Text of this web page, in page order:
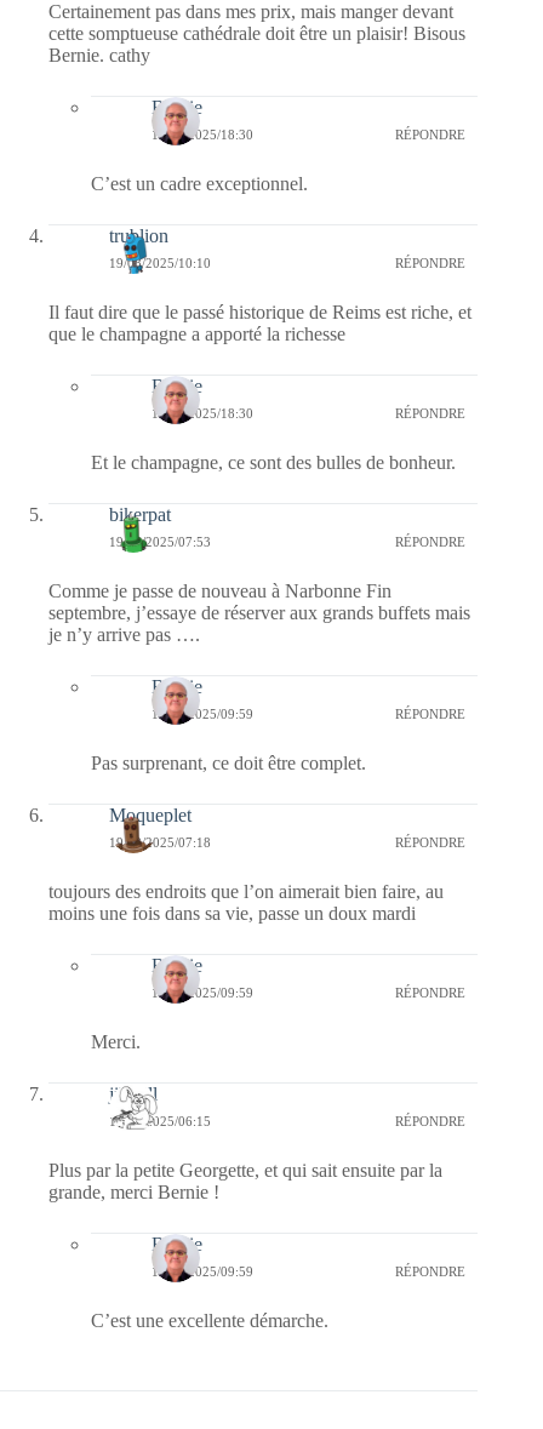
Certainement pas dans mes prix, mais manger devant
cette somptueuse cathédrale doit être un plaisir! Bisous
Bernie. cathy
Bernie
19/08/2025/18:30 RÉPONDRE
C’est un cadre exceptionnel.
trublion
19/08/2025/10:10 RÉPONDRE
Il faut dire que le passé historique de Reims est riche, et
que le champagne a apporté la richesse
Bernie
19/08/2025/18:30 RÉPONDRE
Et le champagne, ce sont des bulles de bonheur.
bikerpat
19/08/2025/07:53 RÉPONDRE
Comme je passe de nouveau à Narbonne Fin
septembre, j’essaye de réserver aux grands buffets mais
je n’y arrive pas ….
Bernie
19/08/2025/09:59 RÉPONDRE
Pas surprenant, ce doit être complet.
Moqueplet
19/08/2025/07:18 RÉPONDRE
toujours des endroits que l’on aimerait bien faire, au
moins une fois dans sa vie, passe un doux mardi
Bernie
19/08/2025/09:59 RÉPONDRE
Merci.
jill bill
19/08/2025/06:15 RÉPONDRE
Plus par la petite Georgette, et qui sait ensuite par la
grande, merci Bernie !
Bernie
19/08/2025/09:59 RÉPONDRE
C’est une excellente démarche.